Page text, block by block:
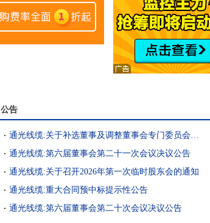
公告
通光线缆:关于补选董事及调整董事会专门委员会委员的公告
通光线缆:第六届董事会第二十一次会议决议公告
通光线缆:关于召开2026年第一次临时股东会的通知
通光线缆:重大合同预中标提示性公告
通光线缆:第六届董事会第二十次会议决议公告